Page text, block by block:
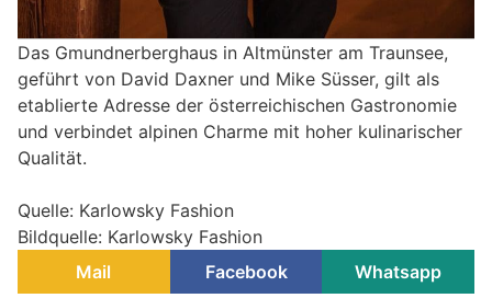
Das Gmundnerberghaus in Altmünster am Traunsee,
geführt von David Daxner und Mike Süsser, gilt als
etablierte Adresse der österreichischen Gastronomie
und verbindet alpinen Charme mit hoher kulinarischer
Qualität.
Quelle: Karlowsky Fashion
Bildquelle: Karlowsky Fashion
Mail
Facebook Whatsapp